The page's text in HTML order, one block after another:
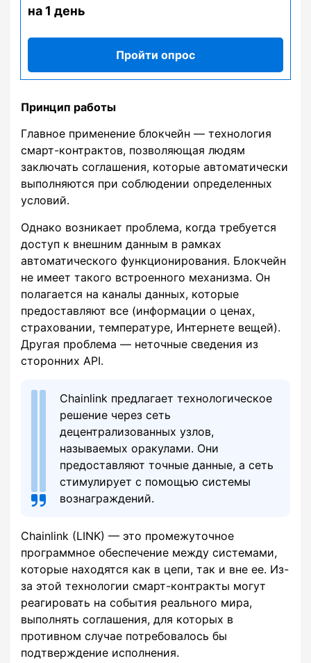
на 1 день
Пройти опрос
Принцип работы
Главное применение блокчейн — технология
смарт-контрактов, позволяющая людям
заключать соглашения, которые автоматически
выполняются при соблюдении определенных
условий.
Однако возникает проблема, когда требуется
доступ к внешним данным в рамках
автоматического функционирования. Блокчейн
не имеет такого встроенного механизма. Он
полагается на каналы данных, которые
предоставляют все (информации о ценах,
страховании, температуре, Интернете вещей).
Другая проблема — неточные сведения из
сторонних API.
Chainlink предлагает технологическое
решение через сеть
децентрализованных узлов,
называемых оракулами. Они
предоставляют точные данные, а сеть
стимулирует с помощью системы
вознаграждений.
Chainlink (LINK) — это промежуточное
программное обеспечение между системами,
которые находятся как в цепи, так и вне ее. Из-
за этой технологии смарт-контракты могут
реагировать на события реального мира,
выполнять соглашения, для которых в
противном случае потребовалось бы
подтверждение исполнения.